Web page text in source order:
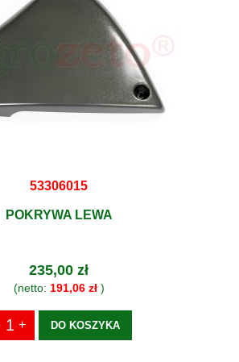
53306015
POKRYWA LEWA
235,00 zł
(netto: 191,06 zł)
DO KOSZYKA